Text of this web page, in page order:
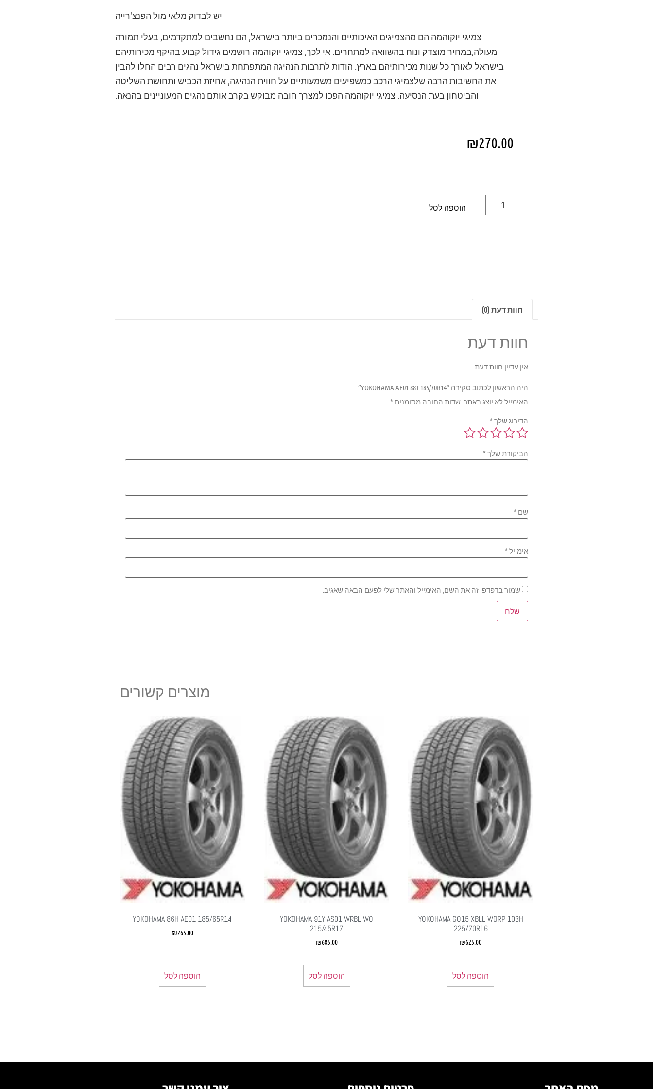
יש לבדוק מלאי מול הפנצ'רייה
צמיגי יוקוהמה הם מהצמיגים האיכותיים והנמכרים ביותר בישראל, הם נחשבים למתקדמים, בעלי תמורה
מעולה,במחיר מוצדק ונוח בהשוואה למתחרים. אי לכך, צמיגי יוקוהמה רושמים גידול קבוע בהיקף מכירותיהם
בישראל לאורך כל שנות מכירותיהם בארץ. הודות לתרבות הנהיגה המתפתחת בישראל נהגים רבים החלו להבין
את החשיבות הרבה שלצמיגי הרכב כמשפיעים משמעותיים על חווית הנהיגה, אחיזת הכביש ותחושת השליטה
והביטחון בעת הנסיעה. צמיגי יוקוהמה הפכו למצרך חובה מבוקש בקרב אותם נהגים המעוניינים בהנאה.
₪270.00
הוספה לסל
חוות דעת (0)
חוות דעת
אין עדיין חוות דעת.
היה הראשון לכתוב סקירה “YOKOHAMA AE01 88T 185/70R14”
האימייל לא יוצג באתר. שדות החובה מסומנים *
הדירוג שלך *
הביקורת שלך *
שם *
אימייל *
שמור בדפדפן זה את השם, האימייל והאתר שלי לפעם הבאה שאגיב.
מוצרים קשורים
YOKOHAMA GO15 XBLL WORP 103H
225/70R16
₪625.00
הוספה לסל
YOKOHAMA 91Y AS01 WRBL WO
215/45R17
₪685.00
הוספה לסל
YOKOHAMA 86H AE01 185/65R14
₪265.00
הוספה לסל